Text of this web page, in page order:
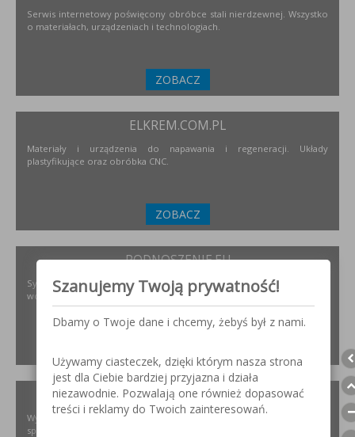
Serwis internetowy poświęcony obróbce stali nierdzewnej. Wszystko
o materiałach, urządzeniach i technologiach.
ZOBACZ
ELKREM.COM.PL
Materiały i urządzenia do napawania i regeneracji. Układy
plastyfikujące oraz obróbka CNC.
ZOBACZ
PODNOSZENIE.EU
Systemy transportu bliskiego, żurawie, żurawików, suwnice,
wciągników oraz wiele innych.
XIRIS.PL
Wysoce wyspecjalizowane kamery spawalnicze do badania jakości
spoin spawalniczych
Szanujemy Twoją prywatność!
Dbamy o Twoje dane i chcemy, żebyś był z nami.
Używamy ciasteczek, dzięki którym nasza strona
jest dla Ciebie bardziej przyjazna i działa
niezawodnie. Pozwalają one również dopasować
treści i reklamy do Twoich zainteresowań.